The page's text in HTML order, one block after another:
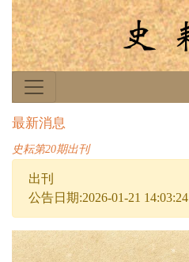
最新消息
史耘第20期出刊
出刊
公告日期:2026-01-21 14:03:24